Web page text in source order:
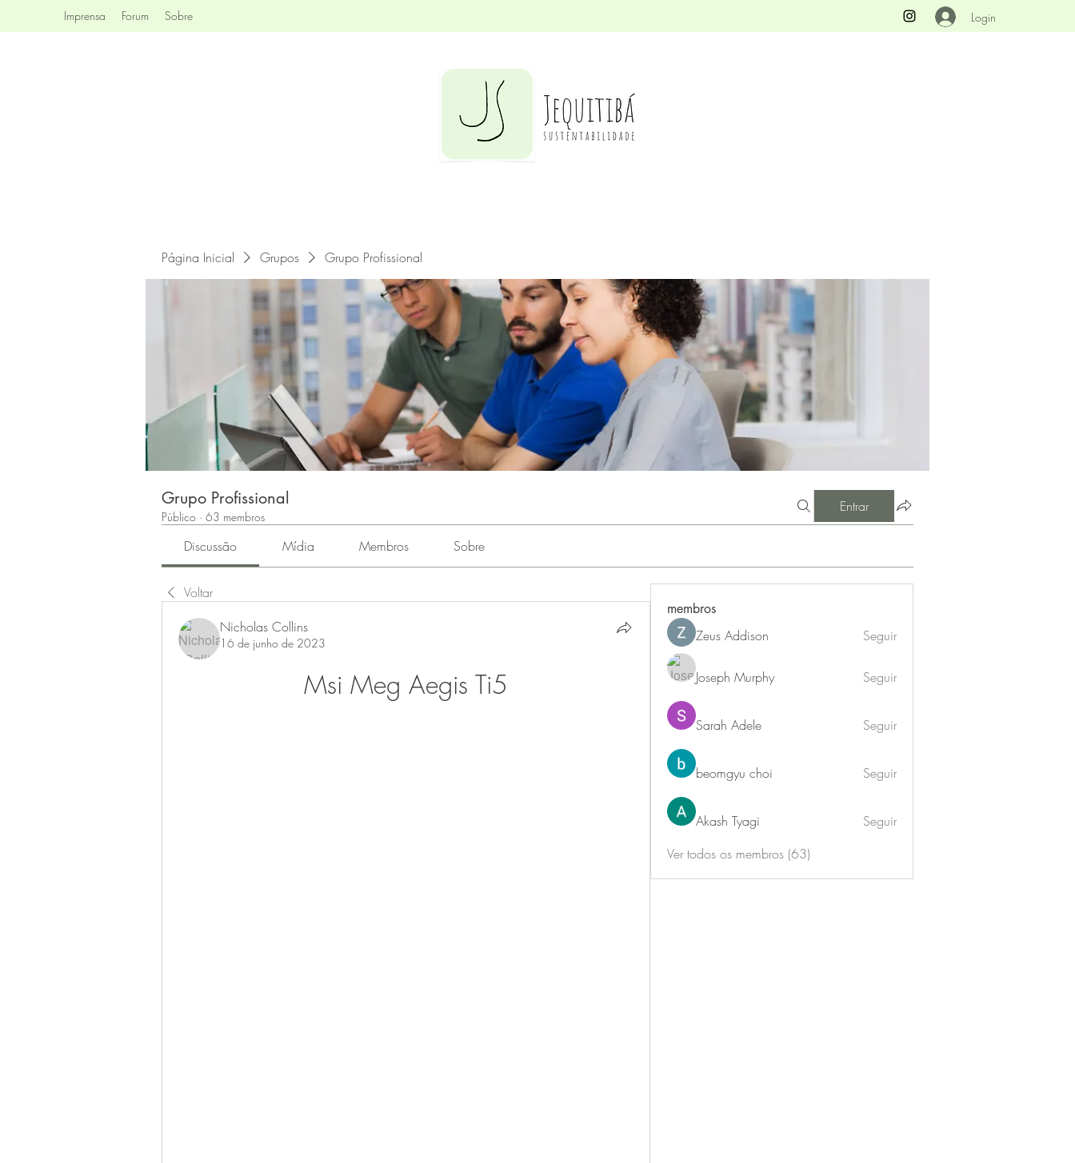
Imprensa Forum Sobre Login
Página Inicial Grupos Grupo Profissional
Grupo Profissional
Público · 63 membros
Entrar
Discussão Mídia Membros Sobre
Voltar
Nicholas Collins
16 de junho de 2023
Msi Meg Aegis Ti5
membros
Zeus Addison Seguir
Joseph Murphy Seguir
Sarah Adele Seguir
beomgyu choi Seguir
Akash Tyagi
Seguir
Ver todos os membros (63)